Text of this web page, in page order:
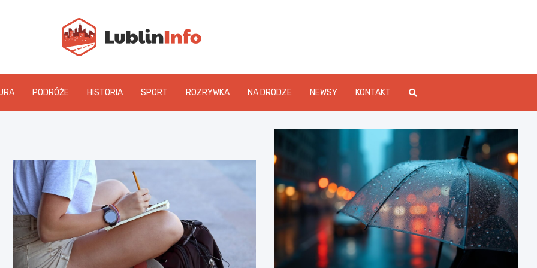
PODRÓŻE HISTORIA SPORT ROZRYWKA NA DRODZE NEWSY KONTAKT